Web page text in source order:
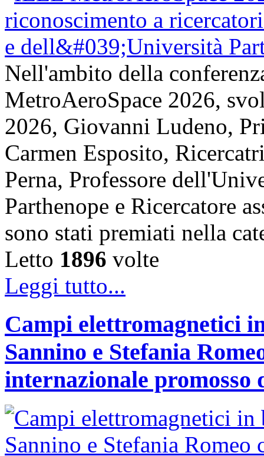
Nell'ambito della
MetroAeroSpace 2026,
2026, Giovanni Ludeno,
Carmen Esposito,
Perna, Professore
Parthenope e Ricercatore
sono stati premiati nella
Letto 1896 volte
Leggi tutto...
Campi elettromagnetici
Sannino e Stefania
internazionale promosso